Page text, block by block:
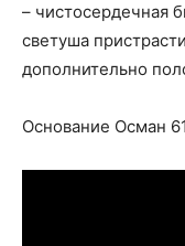
– чистосердечная
светуша
дополнительно
Основание Осман